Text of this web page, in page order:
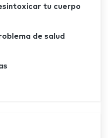
tu cuerpo
de salud